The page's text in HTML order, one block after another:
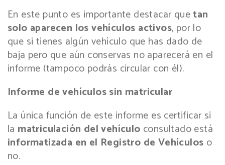
En este punto es importante destacar quetan
solo aparecen los vehículos activos, por lo
que si tienes algún vehículo que has dado de
baja pero que aún conservas no aparecerá en el
informe (tampoco podrás circular con él).
Informe de vehículos sin matricular
La única función de este informe es certificar si
la matriculación del vehículo consultado está
informatizada en el Registro de Vehículos o
no.